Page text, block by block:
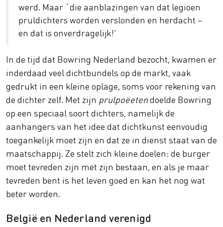
werd. Maar `die aanblazingen van dat legioen
pruldichters worden verslonden en herdacht –
en dat is onverdragelijk!’
In de tijd dat Bowring Nederland bezocht, kwamen er
inderdaad veel dichtbundels op de markt, vaak
gedrukt in een kleine oplage, soms voor rekening van
de dichter zelf. Met zijn prulpoëetendoelde Bowring
op een speciaal soort dichters, namelijk de
aanhangers van het idee dat dichtkunst eenvoudig
toegankelijk moet zijn en dat ze in dienst staat van de
maatschappij. Ze stelt zich kleine doelen: de burger
moet tevreden zijn met zijn bestaan, en als je maar
tevreden bent is het leven goed en kan het nog wat
beter worden.
België en Nederland verenigd